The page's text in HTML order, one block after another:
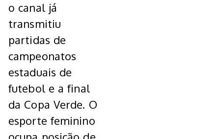
o canal já
transmitiu
partidas de
campeonatos
estaduais de
futebol e a final
da Copa Verde. O
esporte feminino